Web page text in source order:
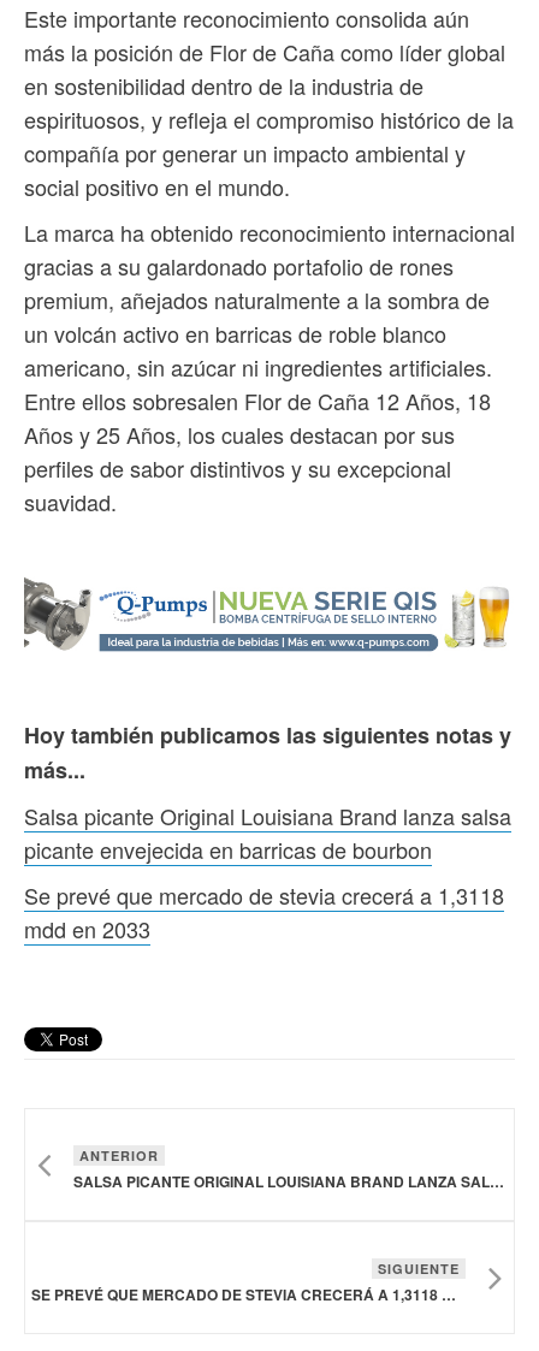
Este importante reconocimiento consolida aún
más la posición de Flor de Caña como líder global
en sostenibilidad dentro de la industria de
espirituosos, y refleja el compromiso histórico de la
compañía por generar un impacto ambiental y
social positivo en el mundo.
La marca ha obtenido reconocimiento internacional
gracias a su galardonado portafolio de rones
premium, añejados naturalmente a la sombra de
un volcán activo en barricas de roble blanco
americano, sin azúcar ni ingredientes artificiales.
Entre ellos sobresalen Flor de Caña 12 Años, 18
Años y 25 Años, los cuales destacan por sus
perfiles de sabor distintivos y su excepcional
suavidad.
Hoy también publicamos las siguientes notas y
más...
Salsa picante Original Louisiana Brand lanza salsa
picante envejecida en barricas de bourbon
Se prevé que mercado de stevia crecerá a 1,3118
mdd en 2033
ANTERIOR
SALSA PICANTE ORIGINAL LOUISIANA BRAND LANZA SALSA PICANTE ENVEJECIDA EN BARRICAS DE BOURBON
SIGUIENTE
SE PREVÉ QUE MERCADO DE STEVIA CRECERÁ A 1,3118 MDD EN 2033